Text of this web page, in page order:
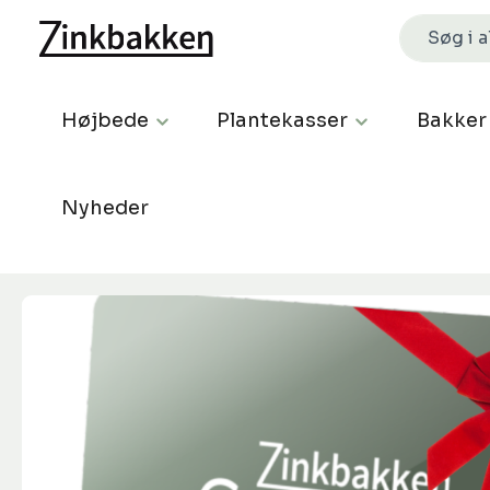
Højbede Plantekasser Bakker
Nyheder
Spring over billedgalleri